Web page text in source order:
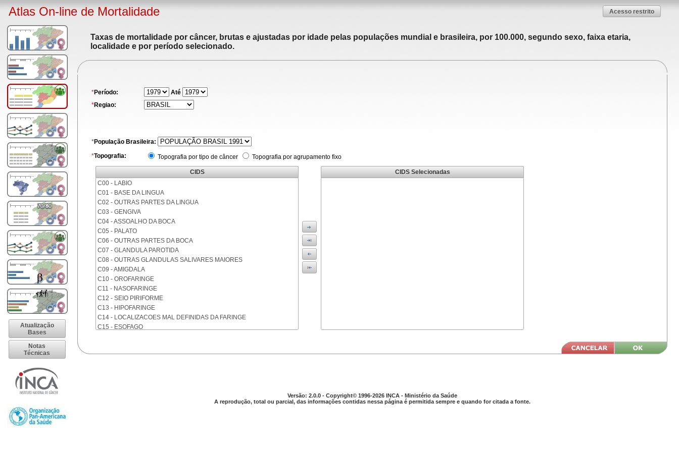
Atlas On-line de Mortalidade Acesso restrito
Atualização
Bases
Notas
Técnicas
Taxas de mortalidade por câncer, brutas e ajustadas por idade pelas populações mundial e brasileira, por 100.000, segundo sexo, faixa etaria,
localidade e por período selecionado.
*Período:
Até
*Regiao:
*População Brasileira:
*Topografia: Topografia por tipo de câncer Topografia por agrupamento fixo
CIDS
C00 - LABIO
C01 - BASE DA LINGUA
C02 - OUTRAS PARTES DA LINGUA
C03 - GENGIVA
C04 - ASSOALHO DA BOCA
C05 - PALATO
C06 - OUTRAS PARTES DA BOCA
C07 - GLANDULA PAROTIDA
C08 - OUTRAS GLANDULAS SALIVARES MAIORES
C09 - AMIGDALA
C10 - OROFARINGE
C11 - NASOFARINGE
C12 - SEIO PIRIFORME
C13 - HIPOFARINGE
C14 - LOCALIZACOES MAL DEFINIDAS DA FARINGE
C15 - ESOFAGO
C18 - COLON
CIDS Selecionadas
Versão: 2.0.0 - Copyright© 1996-2026 INCA - Ministério da Saúde
A reprodução, total ou parcial, das informações contidas nessa página é permitida sempre e quando for citada a fonte.